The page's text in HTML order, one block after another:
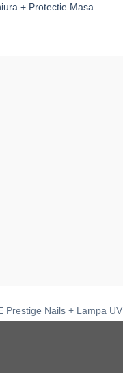
+ Protectie Masa
Prestige Nails + Lampa UV